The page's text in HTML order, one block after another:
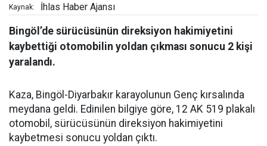
Kaynak: İhlas Haber Ajansı
Bingöl’de sürücüsünün direksiyon hakimiyetini
kaybettiği otomobilin yoldan çıkması sonucu 2 kişi
yaralandı.
Kaza, Bingöl-Diyarbakır karayolunun Genç kırsalında
meydana geldi. Edinilen bilgiye göre, 12 AK 519 plakalı
otomobil, sürücüsünün direksiyon hakimiyetini
kaybetmesi sonucu yoldan çıktı.